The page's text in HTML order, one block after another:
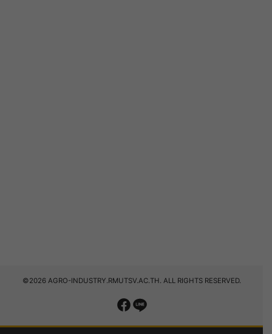
©2026 AGRO-INDUSTRY.RMUTSV.AC.TH. ALL RIGHTS RESERVED.